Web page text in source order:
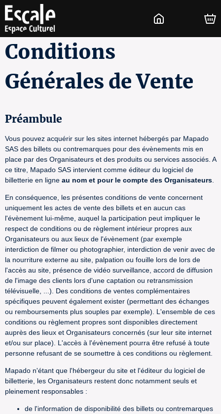
Conditions
Générales de Vente
Préambule
Vous pouvez acquérir sur les sites internet hébergés par Mapado
SAS des billets ou contremarques pour des évènements mis en
place par des Organisateurs et des produits ou services associés. A
ce titre, Mapado SAS intervient comme éditeur du logiciel de
billetterie en ligne au nom et pour le compte des Organisateurs
En conséquence, les présentes conditions de vente concernent
uniquement les actes de vente des billets et en aucun cas
l'évènement lui-même, auquel la participation peut impliquer le
respect de conditions ou de règlement intérieur propres aux
Organisateurs ou aux lieux de l'évènement (par exemple
interdiction de filmer ou photographier, interdiction de venir avec de
la nourriture externe au site, palpation ou fouille lors de lors de
l'accès au site, présence de vidéo surveillance, accord de diffusion
de l'image des clients lors d'une captation ou retransmission
télévisuelle, ...). Des conditions de ventes complémentaires
spécifiques peuvent également exister (permettant des échanges
ou remboursements plus souples par exemple). L'ensemble de ces
conditions ou règlement propres sont disponibles directement
auprès des lieux et Organisateurs concernés (sur leur site internet
et/ou sur place). L'accès à l'évènement pourra être refusé à toute
personne refusant de se soumettre à ces conditions ou règlement.
Mapado n'étant que l'hébergeur du site et l'éditeur du logiciel de
billetterie, les Organisateurs restent donc notamment seuls et
pleinement responsables :
de l'information de disponibilité des billets ou contremarques